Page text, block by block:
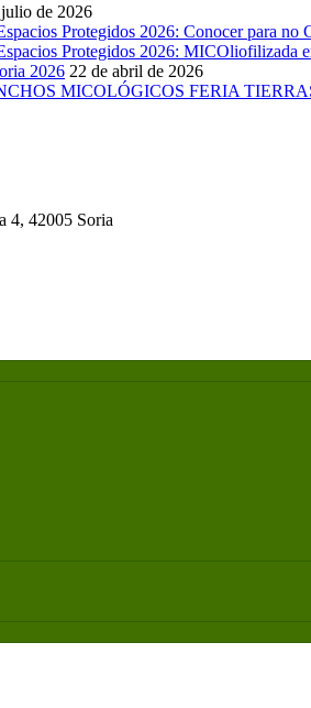
de 2026
Protegidos 2026: Conocer para no
Protegidos 2026: MICOliofilizada
2026 22 de abril de 2026
MICOLÓGICOS FERIA
4, 42005 Soria